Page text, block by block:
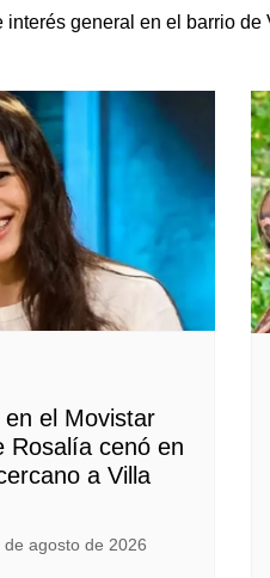
interés general en el barrio de
el Movistar
Rosalía cenó en
a Villa
de agosto de 2026